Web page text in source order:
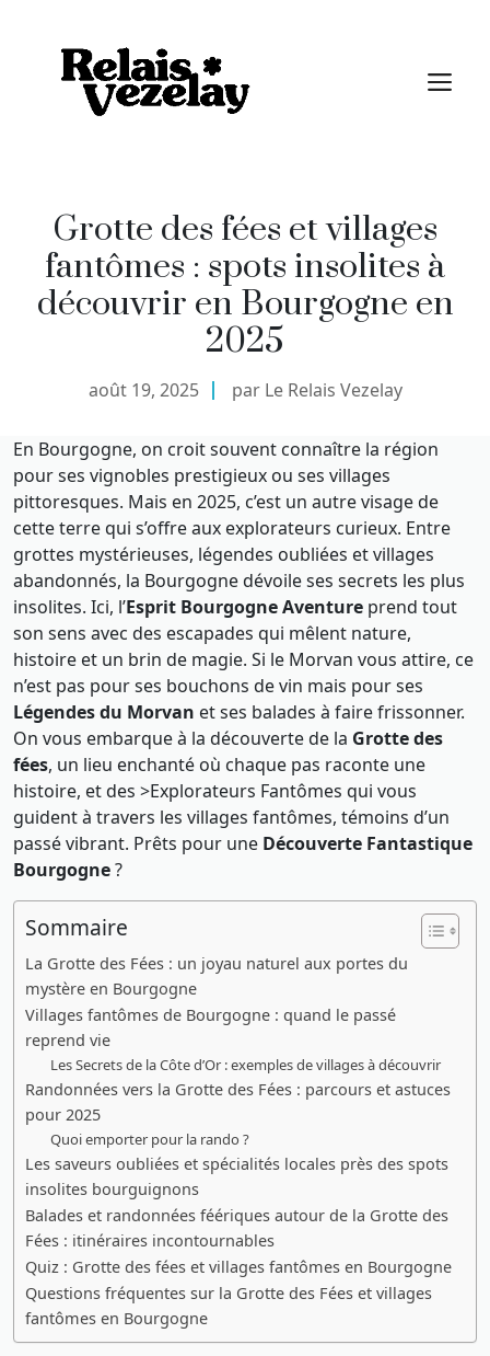
contenu
Grotte des fées et villages
fantômes : spots insolites à
découvrir en Bourgogne en
2025
août 19, 2025 par Le Relais Vezelay
En Bourgogne, on croit souvent connaître la région
pour ses vignobles prestigieux ou ses villages
pittoresques. Mais en 2025, c’est un autre visage de
cette terre qui s’offre aux explorateurs curieux. Entre
grottes mystérieuses, légendes oubliées et villages
abandonnés, la Bourgogne dévoile ses secrets les plus
insolites. Ici, l’Esprit Bourgogne Aventure prend tout
son sens avec des escapades qui mêlent nature,
histoire et un brin de magie. Si le Morvan vous attire, ce
n’est pas pour ses bouchons de vin mais pour ses
Légendes du Morvan et ses balades à faire frissonner.
On vous embarque à la découverte de la Grotte des
fées, un lieu enchanté où chaque pas raconte une
histoire, et des >Explorateurs Fantômes qui vous
guident à travers les villages fantômes, témoins d’un
passé vibrant. Prêts pour une Découverte Fantastique
Bourgogne?
Sommaire
La Grotte des Fées : un joyau naturel aux portes du
mystère en Bourgogne
Villages fantômes de Bourgogne : quand le passé
reprend vie
Les Secrets de la Côte d’Or : exemples de villages à découvrir
Randonnées vers la Grotte des Fées : parcours et astuces
pour 2025
Quoi emporter pour la rando ?
Les saveurs oubliées et spécialités locales près des spots
insolites bourguignons
Balades et randonnées féériques autour de la Grotte des
Fées : itinéraires incontournables
Quiz : Grotte des fées et villages fantômes en Bourgogne
Questions fréquentes sur la Grotte des Fées et villages
fantômes en Bourgogne